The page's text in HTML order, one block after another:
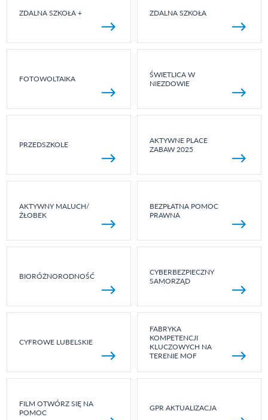
ZDALNA SZKOŁA + ZDALNA SZKOŁA
FOTOWOLTAIKA
ŚWIETLICA W
NIEZDOWIE
PRZEDSZKOLE
AKTYWNE PLACE
ZABAW 2025
AKTYWNY MALUCH/
ŻŁOBEK
BEZPŁATNA POMOC
PRAWNA
BIORÓŻNORODNOŚĆ
CYBERBEZPIECZNY
SAMORZĄD
CYFROWE LUBELSKIE
FABRYKA
KOMPETENCJI
KLUCZOWYCH NA
TERENIE MOF
FILM OTWÓRZ SIĘ NA
POMOC
GPR AKTUALIZACJA